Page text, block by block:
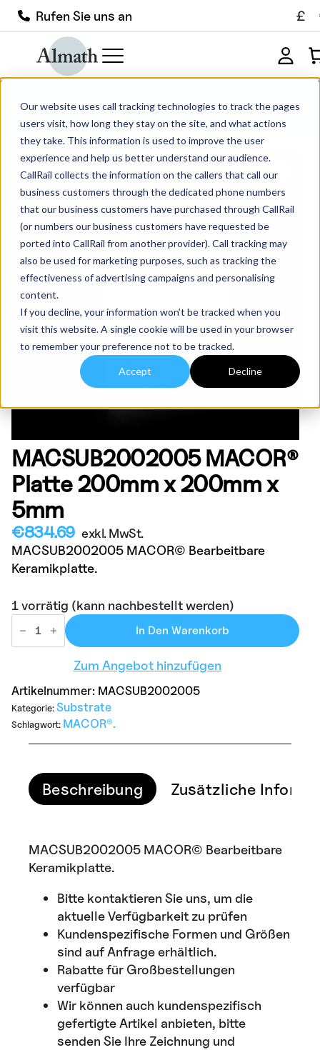
Our website uses call tracking technologies to track the pages
users visit, how long they stay on the site, and what actions
they take. This information is used to improve the user
experience and help us better understand our audience.
CallRail collects the information on the callers that call our
business customers through the dedicated phone numbers
that our business customers have purchased through CallRail
(or numbers our business customers have requested be
ported into CallRail from another provider). Call tracking may
also be used for marketing purposes, such as tracking the
effectiveness of advertising campaigns and personalising
content.
If you decline, your information won’t be tracked when you
visit this website. A single cookie will be used in your browser
to remember your preference not to be tracked.
Accept Decline
Rufen Sie uns an £
MACSUB2002005 MACOR® Platte
200mm x 200mm x 5mm
MACSUB2002005 MACOR®
Platte 200mm x 200mm x
5mm
€834.69 exkl. MwSt.
MACSUB2002005 MACOR© Bearbeitbare
Keramikplatte.
1 vorrätig (kann nachbestellt werden)
MACSUB2002005
MACOR®
x
5mm
Menge
In Den Warenkorb
Zum Angebot hinzufügen
Artikelnummer: MACSUB2002005
Kategorie: Substrate
Schlagwort: MACOR®.
Beschreibung Zusätzliche
MACSUB2002005 MACOR© Bearbeitbare
Keramikplatte.
Bitte kontaktieren Sie uns, um die
aktuelle Verfügbarkeit zu prüfen
Kundenspezifische Formen und Größen
sind auf Anfrage erhältlich.
Rabatte für Großbestellungen
verfügbar
Wir können auch kundenspezifisch
gefertigte Artikel anbieten, bitte
senden Sie Ihre Zeichnung und